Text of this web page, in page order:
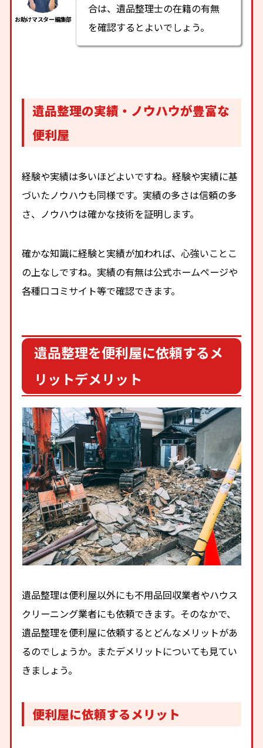
合は、遺品整理士の在籍の有無
を確認するとよいでしょう。
遺品整理の実績・ノウハウが豊富な
便利屋
経験や実績は多いほどよいですね。経験や実績に基
づいたノウハウも同様です。実績の多さは信頼の多
さ、ノウハウは確かな技術を証明します。
確かな知識に経験と実績が加われば、心強いことこ
の上なしですね。実績の有無は公式ホームページや
各種口コミサイト等で確認できます。
遺品整理を便利屋に依頼するメ
リットデメリット
遺品整理は便利屋以外にも不用品回収業者やハウス
クリーニング業者にも依頼できます。そのなかで、
遺品整理を便利屋に依頼するとどんなメリットがあ
るのでしょうか。またデメリットについても見てい
きましょう。
便利屋に依頼するメリット